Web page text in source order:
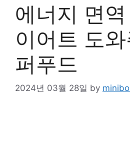
에너지 면
이어트 도
퍼푸드
2024년 03월 28일 by